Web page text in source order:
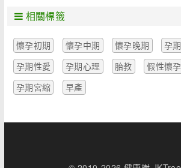
相關標籤
懷孕初期 懷孕中期 懷孕晚期
孕
孕期性愛
孕期心理 胎教 假性懷孕
孕期宮縮
早產